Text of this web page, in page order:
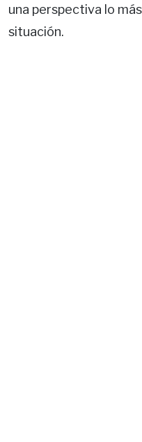
una perspectiva lo
situación.